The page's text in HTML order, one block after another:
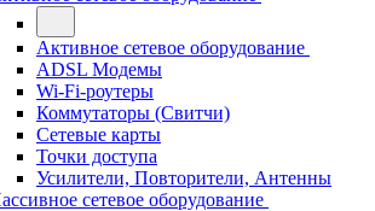
Активное сетевое оборудование
ADSL Модемы
Wi-Fi-роутеры
Коммутаторы (Свитчи)
Сетевые карты
Точки доступа
Усилители, Повторители, Антенны
сетевое оборудование